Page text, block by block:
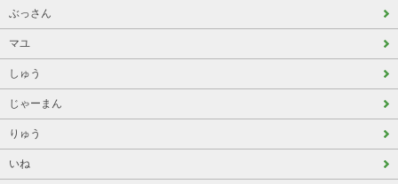
ぶっさん
マユ
しゅう
じゃーまん
りゅう
いね